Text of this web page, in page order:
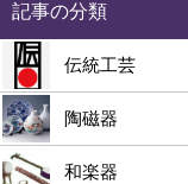
記事の分類
伝統工芸
陶磁器
和楽器